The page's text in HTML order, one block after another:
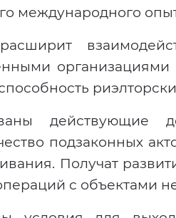
международного
организациями
действующие
подзаконных
Получат
с объектами